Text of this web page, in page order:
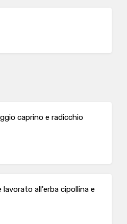
caprino e radicchio
lavorato all'erba cipollina e